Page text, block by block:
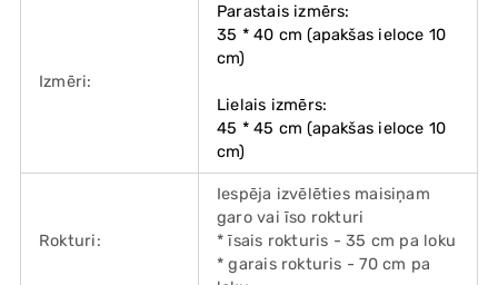
Izmēri:
Parastais izmērs:
35 * 40 cm (apakšas ieloce 10
cm)
Lielais izmērs:
45 * 45 cm (apakšas ieloce 10
cm)
Rokturi:
Iespēja izvēlēties maisiņam
garo vai īso rokturi
* īsais rokturis - 35 cm pa loku
* garais rokturis - 70 cm pa